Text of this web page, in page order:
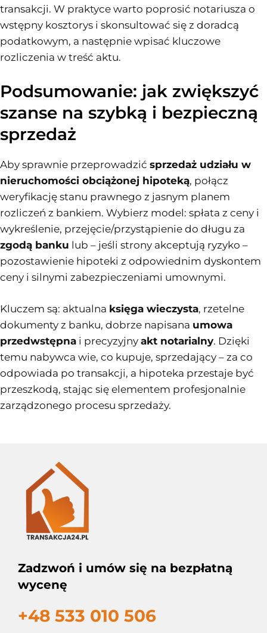
transakcji. W praktyce warto poprosić notariusza o
wstępny kosztorys i skonsultować się z doradcą
podatkowym, a następnie wpisać kluczowe
rozliczenia w treść aktu.
Podsumowanie: jak zwiększyć
szanse na szybką i bezpieczną
sprzedaż
Aby sprawnie przeprowadzić sprzedaż udziału w
nieruchomości obciążonej hipoteką, połącz
weryfikację stanu prawnego z jasnym planem
rozliczeń z bankiem. Wybierz model: spłata z ceny i
wykreślenie, przejęcie/przystąpienie do długu za
zgodą banku lub – jeśli strony akceptują ryzyko –
pozostawienie hipoteki z odpowiednim dyskontem
ceny i silnymi zabezpieczeniami umownymi.
Kluczem są: aktualna księga wieczysta, rzetelne
dokumenty z banku, dobrze napisana umowa
przedwstępna i precyzyjny akt notarialny. Dzięki
temu nabywca wie, co kupuje, sprzedający – za co
odpowiada po transakcji, a hipoteka przestaje być
przeszkodą, stając się elementem profesjonalnie
zarządzonego procesu sprzedaży.
Zadzwoń i umów się na bezpłatną
wycenę
+48 533 010 506